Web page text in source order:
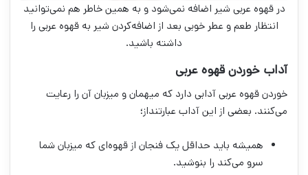
در قهوه عربی شیر اضافه نمی‌شود و به همین خاطر هم نمی‌توانید
انتظار طعم و عطر خوبی بعد از اضافه‌کردن شیر به قهوه عربی را
داشته باشید.
آداب خوردن قهوه عربی
خوردن قهوه عربی آدابی دارد که میهمان و میزبان آن را رعایت
می‌کنند. بعضی از این آداب عبارتند‌از؛
همیشه باید حداقل یک فنجان از قهوه‌ای که میزبان شما
سرو می‌کند را بنوشید.